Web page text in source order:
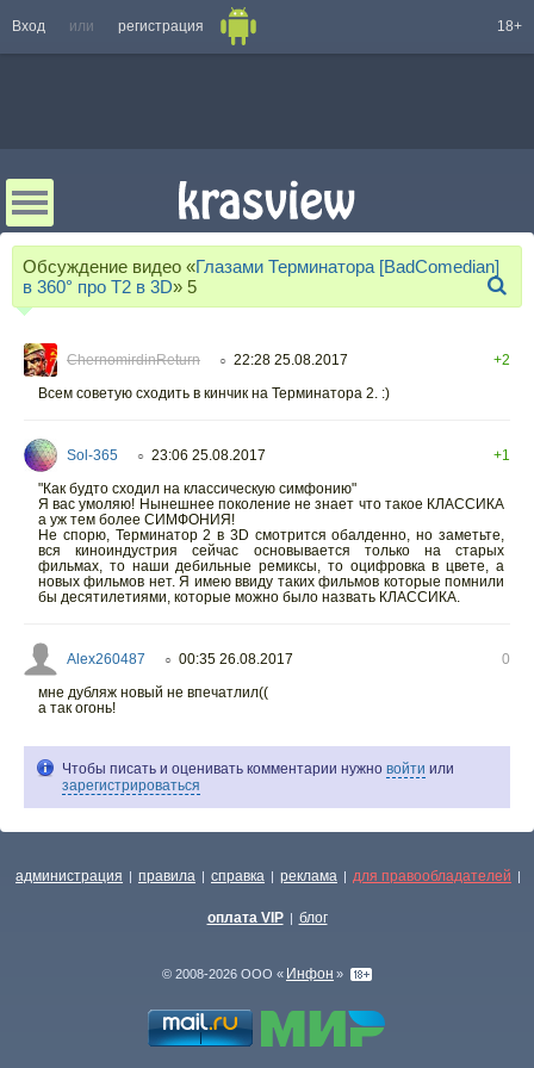
Вход или регистрация 18+
Обсуждение видео «Глазами Терминатора [BadComedian]
в 360° про Т2 в 3D» 5
ChernomirdinReturn ○ 22:28 25.08.2017
+2
Всем советую сходить в кинчик на Терминатора 2. :)
Sol-365 ○ 23:06 25.08.2017
+1
"Как будто сходил на классическую симфонию"
Я вас умоляю! Нынешнее поколение не знает что такое КЛАССИКА
а уж тем более СИМФОНИЯ!
Не спорю, Терминатор 2 в 3D смотрится обалденно, но заметьте,
вся киноиндустрия сейчас основывается только на старых
фильмах, то наши дебильные ремиксы, то оцифровка в цвете, а
новых фильмов нет. Я имею ввиду таких фильмов которые помнили
бы десятилетиями, которые можно было назвать КЛАССИКА.
Alex260487 ○ 00:35 26.08.2017
0
мне дубляж новый не впечатлил((
а так огонь!
Чтобы писать и оценивать комментарии нужно войти или
зарегистрироваться
администрация | правила | справка | реклама | для правообладателей |
оплата VIP | блог
© 2008-2026 ООО « Инфон »